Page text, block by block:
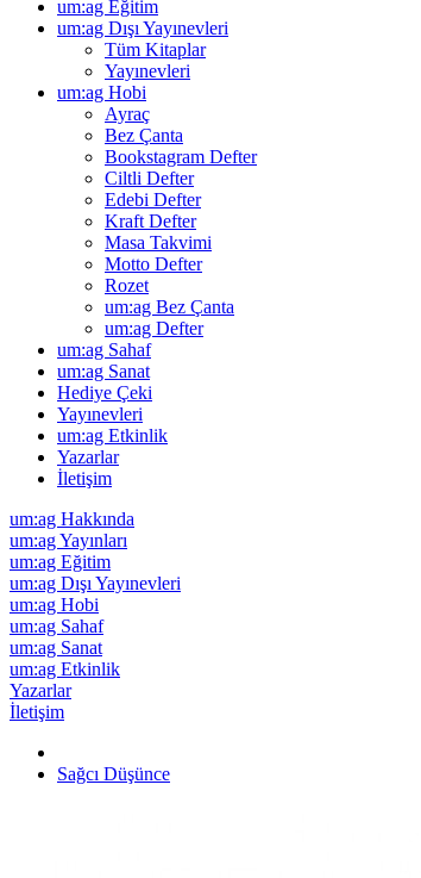
um:ag Eğitim
um:ag Dışı Yayınevleri
Tüm Kitaplar
Yayınevleri
um:ag Hobi
Ayraç
Bez Çanta
Bookstagram Defter
Ciltli Defter
Edebi Defter
Kraft Defter
Masa Takvimi
Motto Defter
Rozet
um:ag Bez Çanta
um:ag Defter
um:ag Sahaf
um:ag Sanat
Hediye Çeki
Yayınevleri
um:ag Etkinlik
Yazarlar
İletişim
um:ag Hakkında
um:ag Yayınları
um:ag Eğitim
um:ag Dışı Yayınevleri
um:ag Hobi
um:ag Sahaf
um:ag Sanat
um:ag Etkinlik
Yazarlar
İletişim
Sağcı Düşünce